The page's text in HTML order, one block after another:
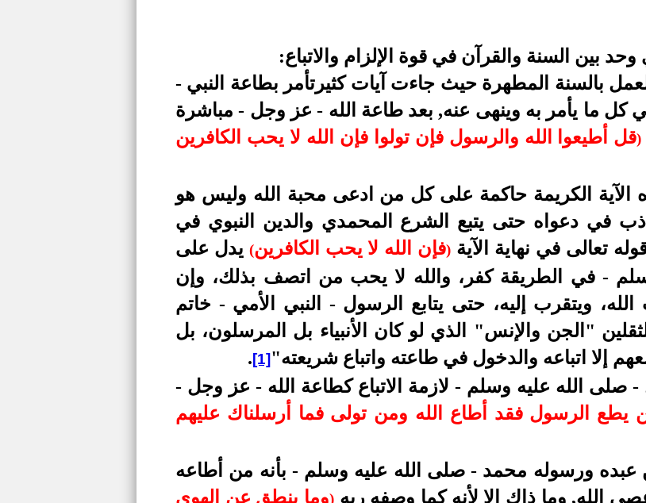
بين السنة والقرآن في قوة الإلزام والاتباع:
بالسنة المطهرة حيث جاءت آيات كثيرتأمر بطاعة النبي -
كل ما يأمر به وينهى عنه, بعد طاعة الله - عز وجل - مباشرة
)قل أطيعوا الله والرسول فإن تولوا فإن الله لا يحب الكافرين
الآية الكريمة حاكمة على كل من ادعى محبة الله وليس هو
في دعواه حتى يتبع الشرع المحمدي والدين النبوي في
تعالى في نهاية الآية )فإن الله لا يحب الكافرين( يدل على
- في الطريقة كفر، والله لا يحب من اتصف بذلك، وإن
ويتقرب إليه، حتى يتابع الرسول - النبي الأمي - خاتم
"الجن والإنس" الذي لو كان الأنبياء بل المرسلون، بل
إلا اتباعه والدخول في طاعته واتباع شريعته"[1]
.
صلى الله عليه وسلم - لازمة الاتباع كطاعة الله - عز وجل -
يطع الرسول فقد أطاع الله ومن تولى فما أرسلناك عليهم
ورسوله محمد - صلى الله عليه وسلم - بأنه من أطاعه
الله, وما ذاك إلا لأنه كما وصفه ربه )وما ينطق عن الهوى